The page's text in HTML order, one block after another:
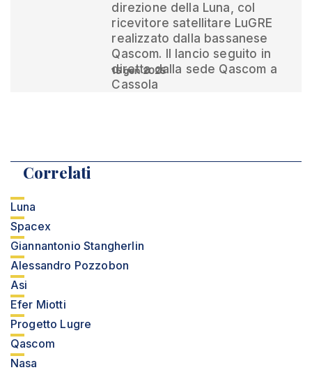
direzione della Luna, col
ricevitore satellitare LuGRE
realizzato dalla bassanese
Qascom. Il lancio seguito in
diretta dalla sede Qascom a
Cassola
15 gen 2025
Correlati
Luna
Spacex
Giannantonio Stangherlin
Alessandro Pozzobon
Asi
Efer Miotti
Progetto Lugre
Qascom
Nasa